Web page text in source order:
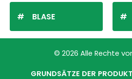
BLASE
© 2026 Alle Rechte
GRUNDSÄTZE DER